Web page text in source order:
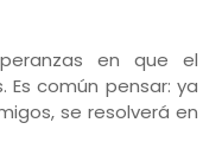
en que el
común pensar: ya
se resolverá en